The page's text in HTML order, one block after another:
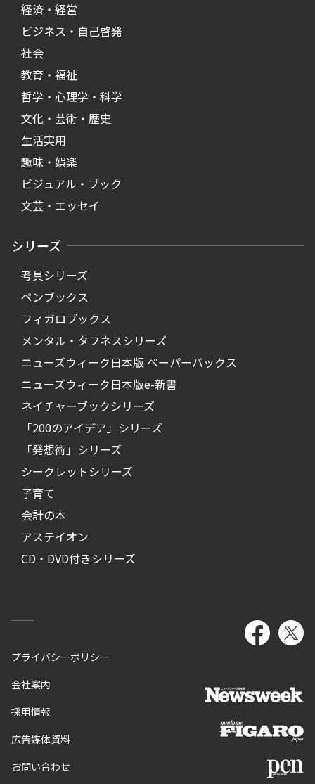
経済・経営
ビジネス・自己啓発
社会
教育・福祉
哲学・心理学・科学
文化・芸術・歴史
生活実用
趣味・娯楽
ビジュアル・ブック
文芸・エッセイ
シリーズ
考具シリーズ
ペンブックス
フィガロブックス
メンタル・タフネスシリーズ
ニューズウィーク日本版 ペーパーバックス
ニューズウィーク日本版e-新書
ネイチャーブックシリーズ
「200のアイデア」シリーズ
「発想術」シリーズ
シークレットシリーズ
子育て
会計の本
アステイオン
CD・DVD付きシリーズ
プライバシーポリシー
会社案内
採用情報
広告媒体資料
お問い合わせ